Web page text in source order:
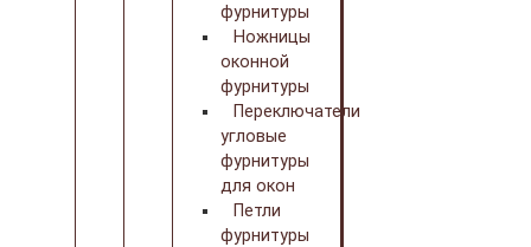
фурнитуры
Ножницы
оконной
фурнитуры
Переключатели
угловые
фурнитуры
для окон
Петли
фурнитуры